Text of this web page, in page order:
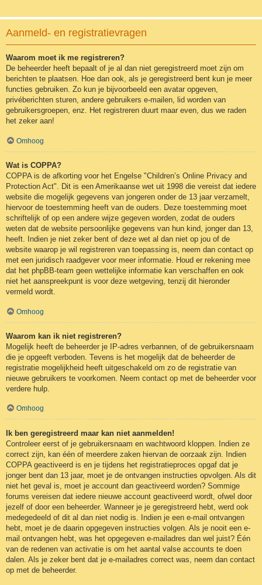
Aanmeld- en registratievragen
Waarom moet ik me registreren?
De beheerder heeft bepaalt of je al dan niet geregistreerd moet zijn om
berichten te plaatsen. Hoe dan ook, als je geregistreerd bent kun je meer
functies gebruiken. Zo kun je bijvoorbeeld een avatar opgeven,
privéberichten sturen, andere gebruikers e-mailen, lid worden van
gebruikersgroepen, enz. Het registreren duurt maar even, dus we raden
het zeker aan!
Omhoog
Wat is COPPA?
COPPA is de afkorting voor het Engelse "Children’s Online Privacy and
Protection Act". Dit is een Amerikaanse wet uit 1998 die vereist dat iedere
website die mogelijk gegevens van jongeren onder de 13 jaar verzamelt,
hiervoor de toestemming heeft van de ouders. Deze toestemming moet
schriftelijk of op een andere wijze gegeven worden, zodat de ouders
weten dat de website persoonlijke gegevens van hun kind, jonger dan 13,
heeft. Indien je niet zeker bent of deze wet al dan niet op jou of de
website waarop je wil registreren van toepassing is, neem dan contact op
met een juridisch raadgever voor meer informatie. Houd er rekening mee
dat het phpBB-team geen wettelijke informatie kan verschaffen en ook
niet het aanspreekpunt is voor deze wetgeving, tenzij dit hieronder
vermeld wordt.
Omhoog
Waarom kan ik niet registreren?
Mogelijk heeft de beheerder je IP-adres verbannen, of de gebruikersnaam
die je opgeeft verboden. Tevens is het mogelijk dat de beheerder de
registratie mogelijkheid heeft uitgeschakeld om zo de registratie van
nieuwe gebruikers te voorkomen. Neem contact op met de beheerder voor
verdere hulp.
Omhoog
Ik ben geregistreerd maar kan niet aanmelden!
Controleer eerst of je gebruikersnaam en wachtwoord kloppen. Indien ze
correct zijn, kan één of meerdere zaken hiervan de oorzaak zijn. Indien
COPPA geactiveerd is en je tijdens het registratieproces opgaf dat je
jonger bent dan 13 jaar, moet je de ontvangen instructies opvolgen. Als dit
niet het geval is, moet je account dan geactiveerd worden? Sommige
forums vereisen dat iedere nieuwe account geactiveerd wordt, ofwel door
jezelf of door een beheerder. Wanneer je je geregistreerd hebt, werd ook
medegedeeld of dit al dan niet nodig is. Indien je een e-mail ontvangen
hebt, moet je de daarin opgegeven instructies volgen. Als je nooit een e-
mail ontvangen hebt, was het opgegeven e-mailadres dan wel juist? Één
van de redenen van activatie is om het aantal valse accounts te doen
dalen. Als je zeker bent dat je e-mailadres correct was, neem dan contact
op met de beheerder.